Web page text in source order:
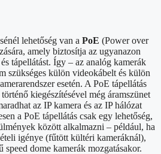
lehetőség van a PoE (Power over
amely biztosítja az ugyanazon
tápellátást. Így – az analóg kamerák
szükséges külön videokábelt és külön
esetén. A PoE tápellátás
kiegészítésével még áramszünet
az IP kamera és az IP hálózat
a PoE tápellátás csak egy lehetőség,
között alkalmazni – például, ha
igénye (fűtött kültéri kameráknál),
dome kamerák mozgatásakor.